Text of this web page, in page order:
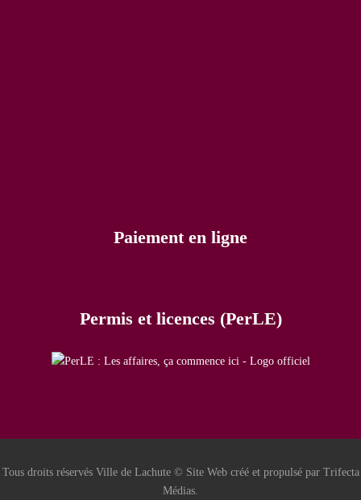
Paiement en ligne
Permis et licences (PerLE)
Tous droits réservés Ville de Lachute © Site Web créé et propulsé par Trifecta
Médias.